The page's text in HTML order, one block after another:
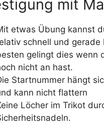
mit
etwas Übung kannst
schnell und gerade
gelingt dies wenn
nicht an hast.
Startnummer hängt
kann nicht flattern
Löcher im Trikot